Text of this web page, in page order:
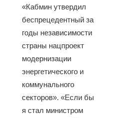
«Кабмин утвердил
беспрецедентный за
годы независимости
страны нацпроект
модернизации
энергетического и
коммунального
секторов». «Если бы
я стал министром